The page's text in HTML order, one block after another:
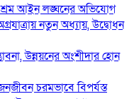
শ্রম আইন লঙ্ঘনের অভিযোগ
নতুন অধ্যায়, উদ্বোধন
উন্নয়নের অংশীদার হোন
চরমভাবে বিপর্যস্ত